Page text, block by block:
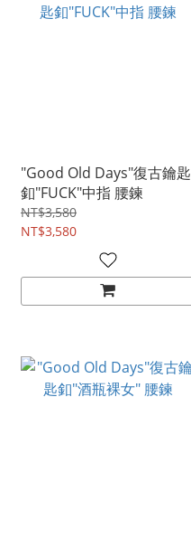
"Good Old Days"復古鑰匙
釦"FUCK"中指 腰鍊
NT$3,580
NT$3,580